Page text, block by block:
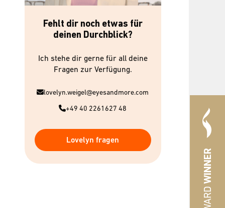
WINNER
Fehlt dir noch etwas für
deinen Durchblick?
Ich stehe dir gerne für all deine
Fragen zur Verfügung.
lovelyn.weigel@eyesandmore.com
+49 40 2261627 48
Lovelyn fragen